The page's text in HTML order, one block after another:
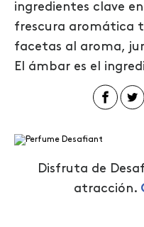
ingredientes clave
frescura aromática
facetas al aroma,
El ámbar es el
Disfruta de
atracción.